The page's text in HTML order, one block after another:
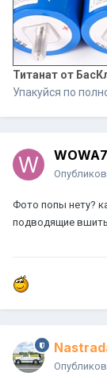
Титанат от
Упакуйся по
Фото попы нету?
подводящие